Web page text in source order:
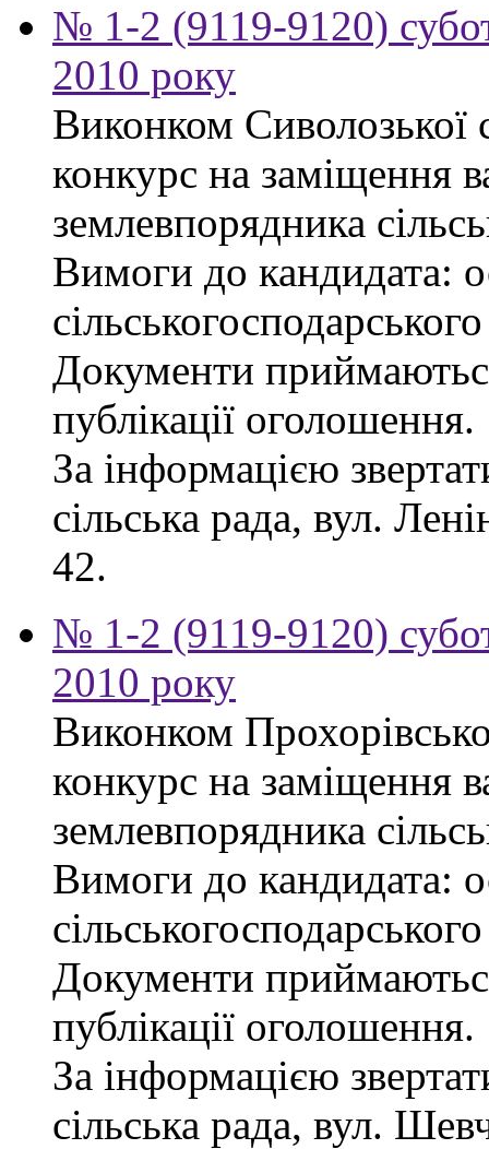
№ 1-2 (9119-9120)
2010 року
Виконком Сиволозької
конкурс на заміщення
землевпорядника
Вимоги до кандидата:
Документи
публікації оголошення.
За інформацією
сільська рада, вул.
42.
№ 1-2 (9119-9120)
2010 року
Виконком
конкурс на заміщення
землевпорядника
Вимоги до кандидата:
Документи
публікації оголошення.
За інформацією
сільська рада, вул.